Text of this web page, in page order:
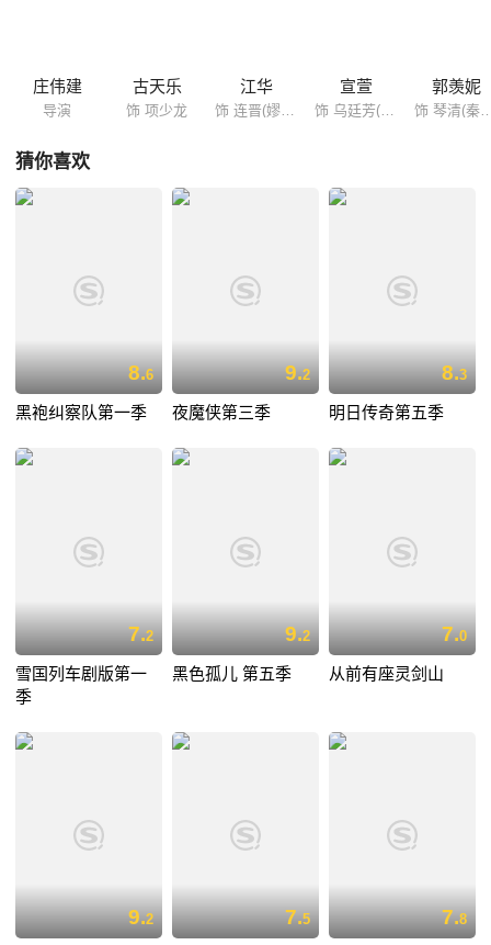
目，举家与朱姬、嬴政(赵盘)母子逃出赵国，直奔咸阳。庄襄王死，由赵
盘盲充的嬴政继位，嬴政(赵盘)因未成年(未满廿一岁)，仍未能正式加冕，
赵盘，心中只感到无奈。项少龙深知兔死狗烹，决定助嬴政(赵盘)除去吕
不韦和之后，便举家退隐塞外。谁知嬴政(越盘)为保身世之谜，竟对顶少
庄伟建
导演
古天乐
饰 项少龙
江华
饰 连晋(嫪毐)
宣萱
饰 乌廷芳(凤菲)
郭羡妮
饰 琴清
猜你喜欢
8.6
黑袍纠察队第一季
9.2
夜魔侠第三季
8.3
明日传奇第五季
7.2
雪国列车剧版第一
季
9.2
黑色孤儿 第五季
7.0
从前有座灵剑山
9.2 7.5 7.8